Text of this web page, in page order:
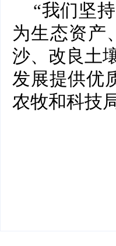
“我们坚
为生态资产
沙、改良土
发展提供优
农牧和科技